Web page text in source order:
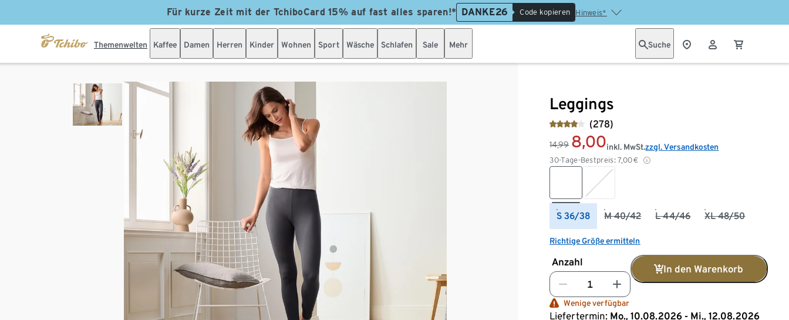
Für kurze Zeit mit der TchiboCard 15% auf fast alles sparen!* DANKE26 Code kopieren Hinweis*
Themenwelten Kaffee Damen Herren Kinder Wohnen Sport Wäsche Schlafen Sale Mehr Suche
Leggings
(278)
14,99 8,00
30-Tage-Bestpreis: 7,00€
inkl. MwSt.zzgl. Versandkosten
S 36/38 M 40/42 L 44/46 XL 48/50
Richtige Größe ermitteln
Anzahl
In den Warenkorb
Wenige verfügbar
Liefertermin: Mo., 10.08.2026 - Mi., 12.08.2026